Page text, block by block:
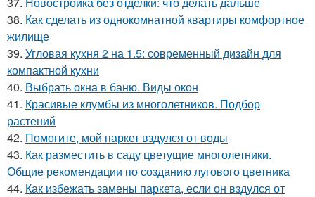
38. Как сделать из однокомнатной квартиры комфортное
жилище
39. Угловая кухня 2 на 1.5: современный дизайн для
компактной кухни
40. Выбрать окна в баню. Виды окон
41. Красивые клумбы из многолетников. Подбор
растений
42. Помогите, мой паркет вздулся от воды
43. Как разместить в саду цветущие многолетники.
Общие рекомендации по созданию лугового цветника
44. Как избежать замены паркета, если он вздулся от